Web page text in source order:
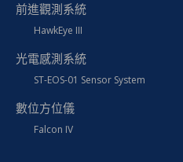
前進觀測系統
HawkEye III
光電感測系統
ST-EOS-01 Sensor System
數位方位儀
Falcon IV